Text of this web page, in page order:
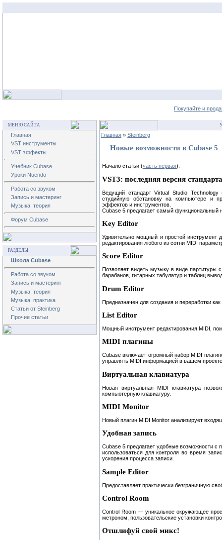
Покупайте и
МЕНЮ САЙТА
Главная
VST инструменты
VST эффекты
Учебник Cubase
Уроки Nuendo
Работа со звуком
Запись и мастеринг
Музыка: теория
Форум Cubase
РАЗДЕЛЫ
Школа Cubase
Работа со звуком
Запись и мастеринг
Музыка: теория
Музыка: практика
Статьи от Steinberg
Прочие статьи
Главная » Steinberg
Новые возможности в Cubase 5
Начало статьи (часть первая).
VST3: последняя версия стандарта
Ведущий стандарт Virtual Studio Technology
студийную обстановку на компьютере и
эффектов и инструментов.
Cubase 5 предлагает самый функциональный
Key Editor
Удивительно мощный и простой инструмент
редактирования любого из сотни MIDI
Score Editor
Позволяет видеть музыку в виде партитуры
барабанов, гитарных табулатур и таблиц
Drum Editor
Предназначен для создания и переработки
List Editor
Мощный инструмент редактирования MIDI,
MIDI плагины
Cubase включает огромный набор MIDI
управлять MIDI информацией в вашем
Виртуальная клавиатура
Новая виртуальная MIDI клавиатура
компьютерную клавиатуру.
MIDI Monitor
Новый плагин MIDI Monitor анализирует
Удобная запись
Cubase 5 предлагает удобные возможности
использоваться для контроля во время
ускорения процесса записи.
Sample Editor
Предоставляет практически безграничную
Control Room
Control Room — уникальное окружающее
метроном, пользовательские установки
Отшлифуй свой микс!